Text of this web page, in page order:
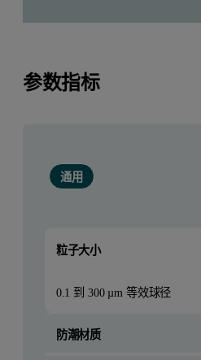
是一项基础性考量要素。均
中磨料流速精确可控，这一
参数指标
通用
粒子大小
0.1 到 300 µm 等效球径
防潮材质